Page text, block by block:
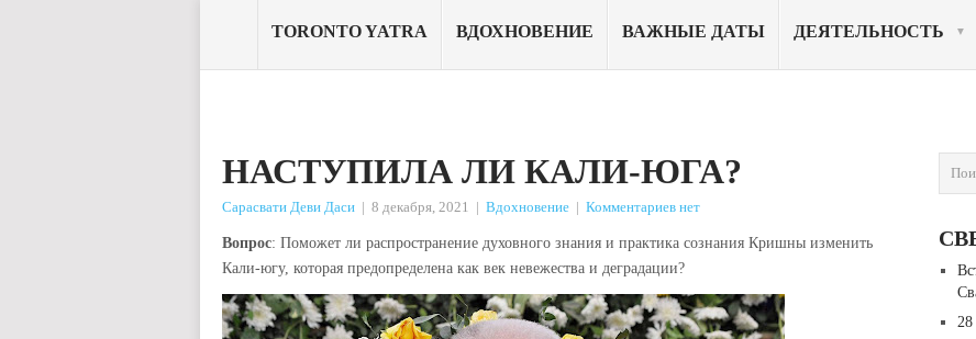
TORONTO YATRA ВДОХНОВЕНИЕ ВАЖНЫЕ ДАТЫ ДЕЯТЕЛЬНОСТЬ
НАСТУПИЛА ЛИ КАЛИ-ЮГА?
Сарасвати Деви Даси | 8 декабря, 2021 | Вдохновение | Комментариев нет
Вопрос: Поможет ли распространение духовного знания и практика сознания Кришны изменить
Кали-югу, которая предопределена как век невежества и деградации?